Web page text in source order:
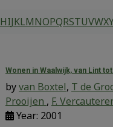
HIJKLMNOPQRSTUVWX
Wonen in Waalwijk, van Lint
byvan Boxtel, T de
Prooijen , F.
Year: 2001